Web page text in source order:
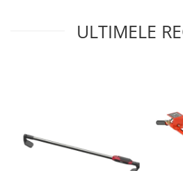
Masini de gaurit si taiat
Scule speciale
ULTIMELE